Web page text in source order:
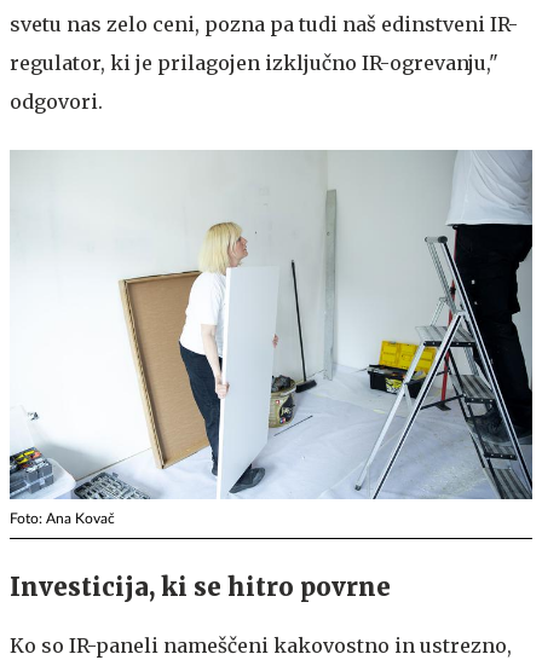
svetu nas zelo ceni, pozna pa tudi naš edinstveni IR-
regulator, ki je prilagojen izključno IR-ogrevanju,"
odgovori.
Foto: Ana Kovač
Investicija, ki se hitro povrne
Ko so IR-paneli nameščeni kakovostno in ustrezno,